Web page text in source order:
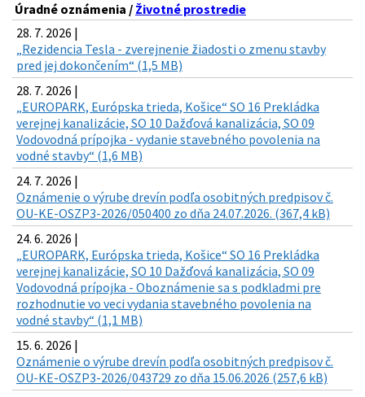
Úradné oznámenia / Životné prostredie
28. 7. 2026 |
„Rezidencia Tesla - zverejnenie žiadosti o zmenu stavby
pred jej dokončením“ (1,5 MB)
28. 7. 2026 |
„EUROPARK, Európska trieda, Košice“ SO 16 Prekládka
verejnej kanalizácie, SO 10 Dažďová kanalizácia, SO 09
Vodovodná prípojka - vydanie stavebného povolenia na
vodné stavby“ (1,6 MB)
24. 7. 2026 |
Oznámenie o výrube drevín podľa osobitných predpisov č.
OU-KE-OSZP3-2026/050400 zo dňa 24.07.2026. (367,4 kB)
24. 6. 2026 |
„EUROPARK, Európska trieda, Košice“ SO 16 Prekládka
verejnej kanalizácie, SO 10 Dažďová kanalizácia, SO 09
Vodovodná prípojka - Oboznámenie sa s podkladmi pre
rozhodnutie vo veci vydania stavebného povolenia na
vodné stavby“ (1,1 MB)
15. 6. 2026 |
Oznámenie o výrube drevín podľa osobitných predpisov č.
OU-KE-OSZP3-2026/043729 zo dňa 15.06.2026 (257,6 kB)